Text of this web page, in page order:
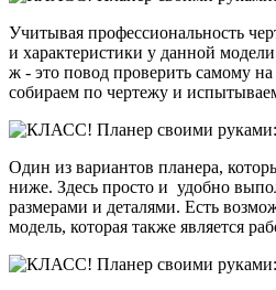
Учитывая профессиональность
и характеристики у данной
ж - это повод проверить самому
собираем по чертежу и
Один из вариантов планера,
ниже. Здесь просто и удобно
размерами и деталями. Есть
модель, которая также является